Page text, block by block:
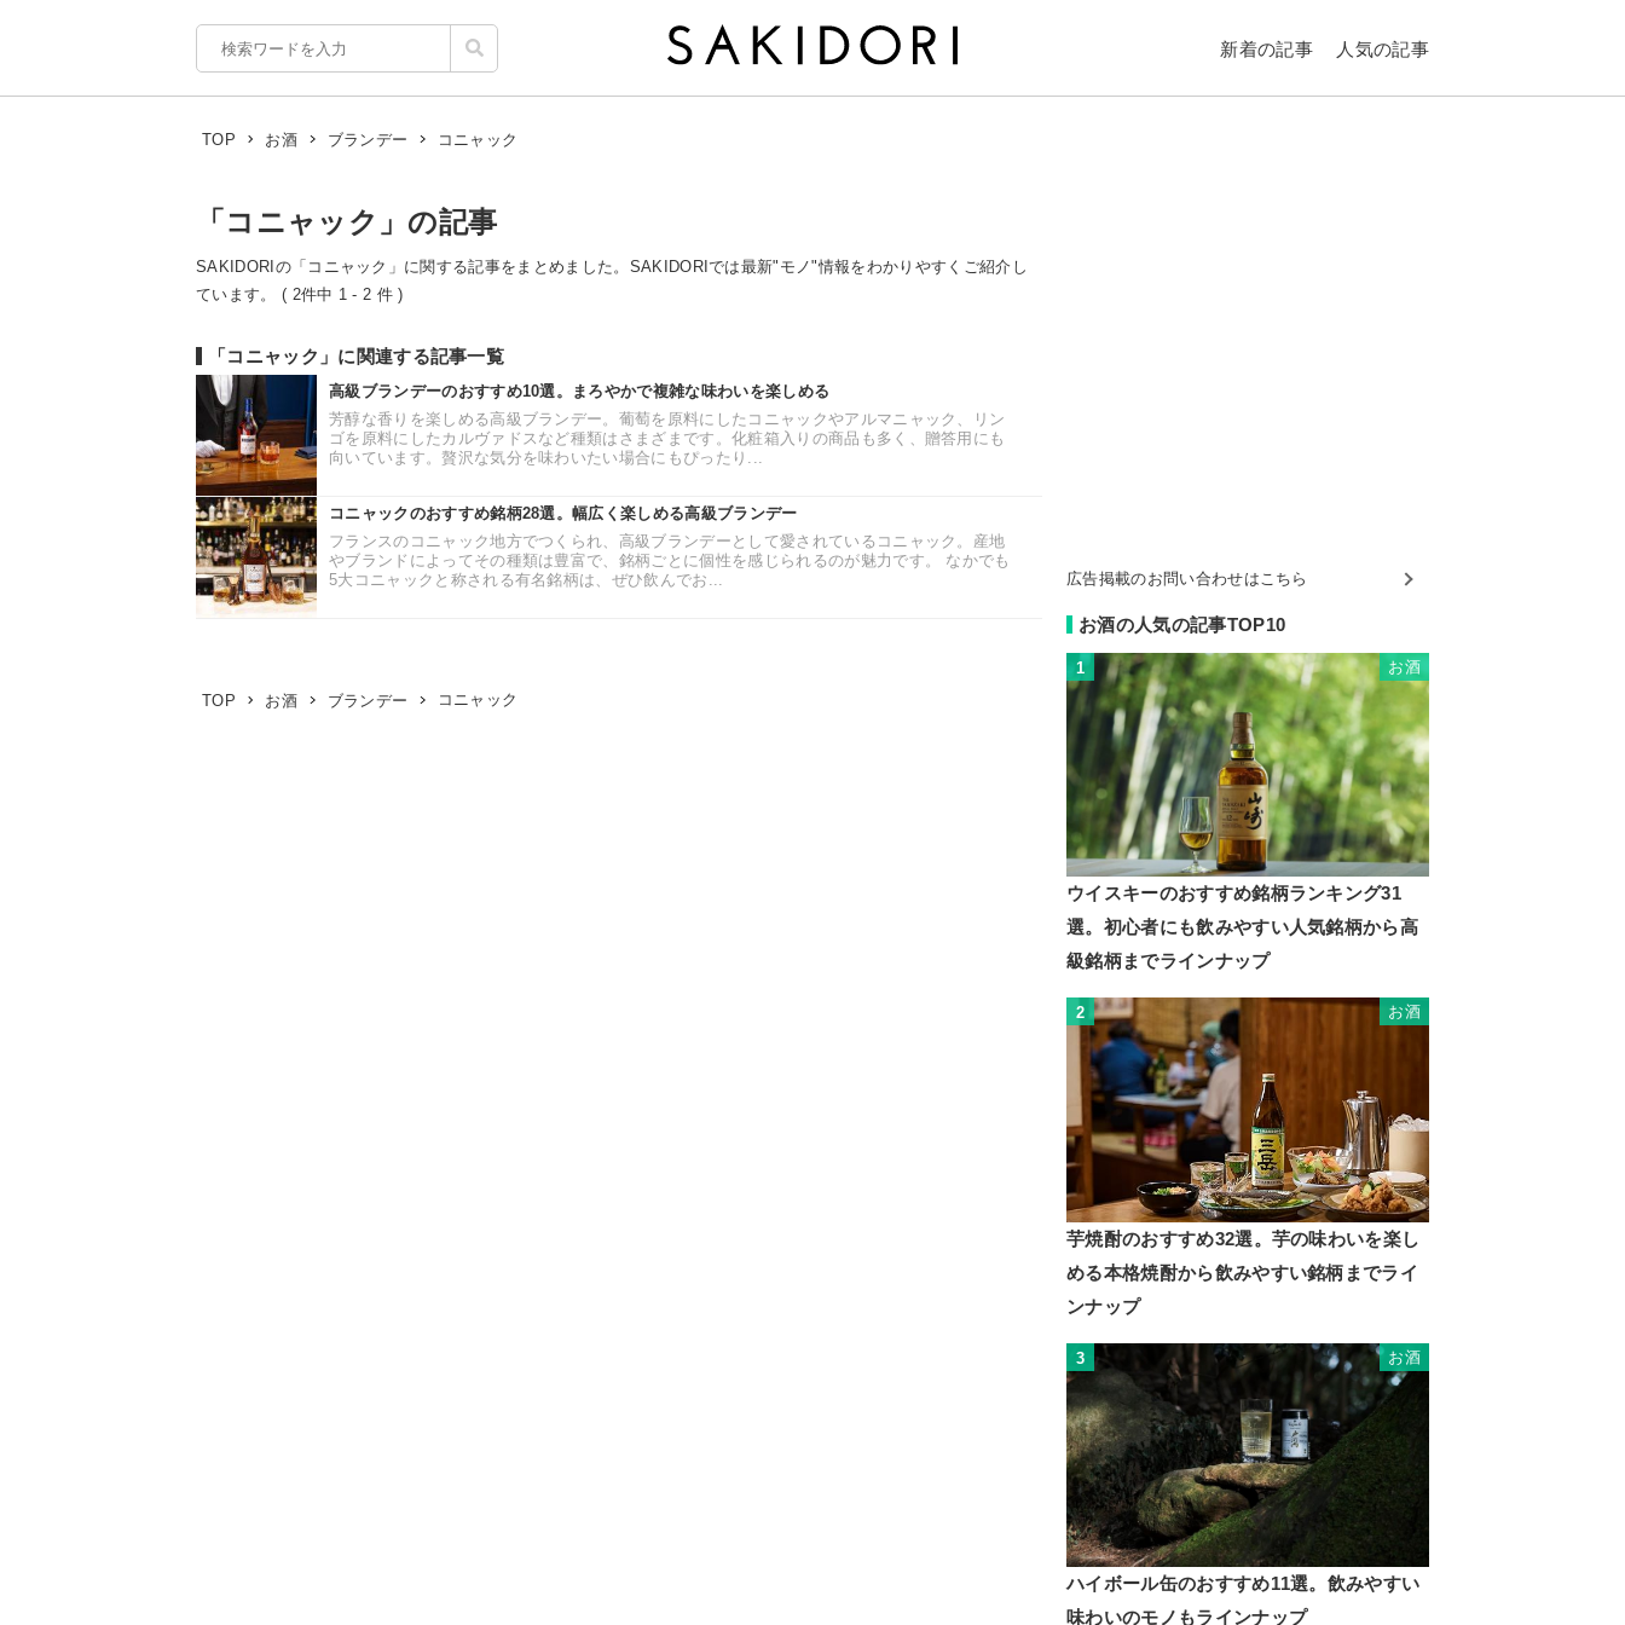
新着の記事 人気の記事
TOP お酒 ブランデー コニャック
「コニャック」の記事
SAKIDORIの「コニャック」に関する記事をまとめました。SAKIDORIでは最新"モノ"情報をわかりやすくご紹介し
ています。 ( 2件中 1 - 2 件 )
「コニャック」に関連する記事一覧
高級ブランデーのおすすめ10選。まろやかで複雑な味わいを楽しめる
芳醇な香りを楽しめる高級ブランデー。葡萄を原料にしたコニャックやアルマニャック、リン
ゴを原料にしたカルヴァドスなど種類はさまざまです。化粧箱入りの商品も多く、贈答用にも
向いています。贅沢な気分を味わいたい場合にもぴったり...
コニャックのおすすめ銘柄28選。幅広く楽しめる高級ブランデー
フランスのコニャック地方でつくられ、高級ブランデーとして愛されているコニャック。産地
やブランドによってその種類は豊富で、銘柄ごとに個性を感じられるのが魅力です。 なかでも
5大コニャックと称される有名銘柄は、ぜひ飲んでお...
TOP お酒 ブランデー コニャック
広告掲載のお問い合わせはこちら
お酒の人気の記事TOP10
1 お酒
ウイスキーのおすすめ銘柄ランキング31
選。初心者にも飲みやすい人気銘柄から高
級銘柄までラインナップ
2 お酒
芋焼酎のおすすめ32選。芋の味わいを楽し
める本格焼酎から飲みやすい銘柄までライ
ンナップ
3 お酒
ハイボール缶のおすすめ11選。飲みやすい
味わいのモノもラインナップ